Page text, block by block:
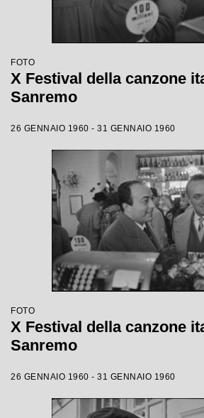
FOTO
X Festival della canzone
Sanremo
26 GENNAIO 1960 - 31 GENNAIO 1960
FOTO
X Festival della canzone
Sanremo
26 GENNAIO 1960 - 31 GENNAIO 1960